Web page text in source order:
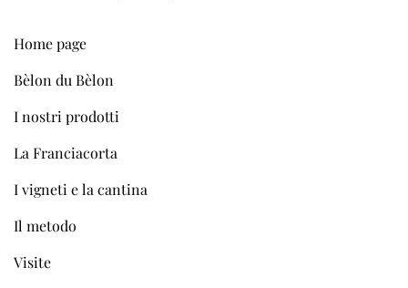
Home page
Bèlon du Bèlon
I nostri prodotti
La Franciacorta
I vigneti e la cantina
Il metodo
Visite